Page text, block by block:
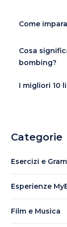
Come
Cosa
bombing?
I migliori 10
Categorie
Esercizi e
Esperienze
Film e Musica